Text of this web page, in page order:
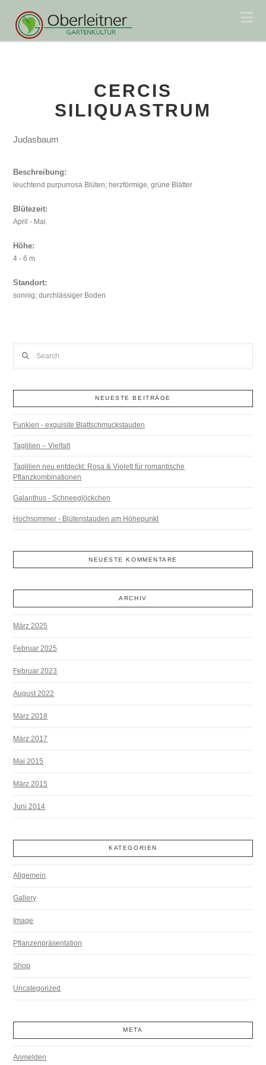
CERCIS
SILIQUASTRUM
Judasbaum
Beschreibung:
leuchtend purpurrosa Blüten; herzförmige, grüne Blätter
Blütezeit:
April - Mai
Höhe:
4 - 6 m
Standort:
sonnig; durchlässiger Boden
NEUESTE BEITRÄGE
Funkien - exquisite Blattschmuckstauden
Taglilien – Vielfalt
Taglilien neu entdeckt: Rosa & Violett für romantische
Pflanzkombinationen
Galanthus - Schneeglöckchen
Hochsommer - Blütenstauden am Höhepunkt
NEUESTE KOMMENTARE
ARCHIV
März 2025
Februar 2025
Februar 2023
August 2022
März 2018
März 2017
Mai 2015
März 2015
Juni 2014
KATEGORIEN
Allgemein
Gallery
Image
Pflanzenpräsentation
Shop
Uncategorized
META
Anmelden